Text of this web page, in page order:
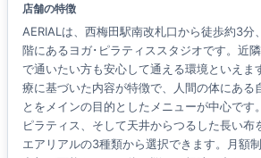
店舗の特徴
AERIALは、西梅田駅南改札口から徒歩約3分
階にあるヨガ･ピラティススタジオです。近
で通いたい方も安心して通える環境といえま
療に基づいた内容が特徴で、人間の体にある
とをメインの目的としたメニューが中心です
ピラティス、そして天井からつるした長い布
エアリアルの3種類から選択できます。月額